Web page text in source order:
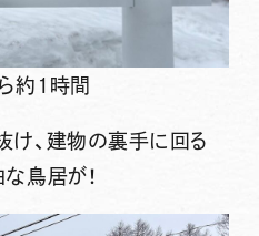
約1時間
け、建物の裏手に回る
鳥居が！